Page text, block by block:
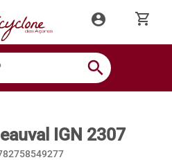
account_circle shopping_cart
search
IGN 2307